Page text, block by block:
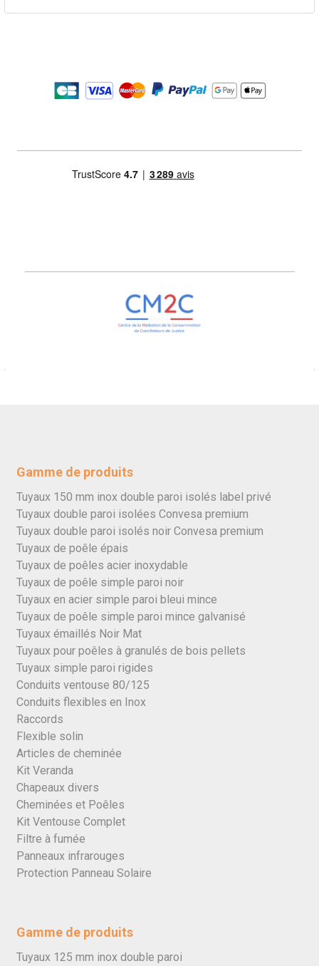
Gamme de produits
Tuyaux 150 mm inox double paroi isolés label privé
Tuyaux double paroi isolées Convesa premium
Tuyaux double paroi isolés noir Convesa premium
Tuyaux de poêle épais
Tuyaux de poêles acier inoxydable
Tuyaux de poêle simple paroi noir
Tuyaux en acier simple paroi bleui mince
Tuyaux de poêle simple paroi mince galvanisé
Tuyaux émaillés Noir Mat
Tuyaux pour poêles à granulés de bois pellets
Tuyaux simple paroi rigides
Conduits ventouse 80/125
Conduits flexibles en Inox
Raccords
Flexible solin
Articles de cheminée
Kit Veranda
Chapeaux divers
Cheminées et Poêles
Kit Ventouse Complet
Filtre à fumée
Panneaux infrarouges
Protection Panneau Solaire
Gamme de produits
Tuyaux 125 mm inox double paroi